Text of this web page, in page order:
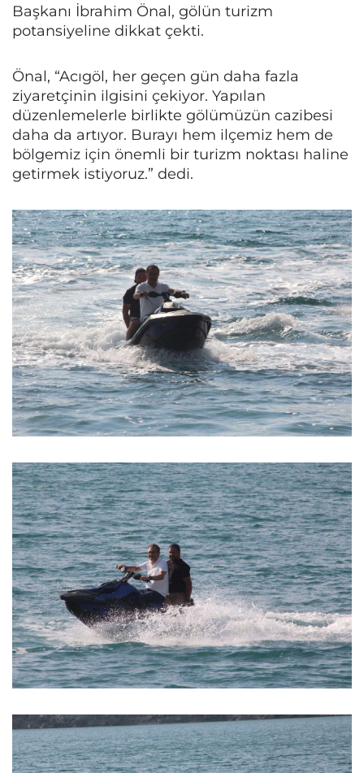
Başkanı İbrahim Önal, gölün turizm
potansiyeline dikkat çekti.
Önal, “Acıgöl, her geçen gün daha fazla
ziyaretçinin ilgisini çekiyor. Yapılan
düzenlemelerle birlikte gölümüzün cazibesi
daha da artıyor. Burayı hem ilçemiz hem de
bölgemiz için önemli bir turizm noktası haline
getirmek istiyoruz.” dedi.